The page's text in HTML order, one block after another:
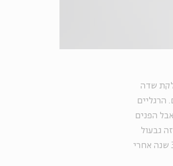
שדה
הרגליים
הפנים
גבעול
חיטה. במבטה המכוון למצלמה היא מאשרת במדויק את מה שכתבה 30 שנה אחרי